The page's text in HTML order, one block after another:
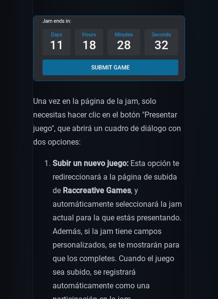
Una vez en la página de la jam, solo
necesitas hacer clic en el botón "Presentar
juego", que abrirá un cuadro de diálogo con
dos opciones:
Subir un nuevo juego: Esta opción te
redireccionará a la página de subida
de Raccreative Games, y
automáticamente seleccionará la jam
actual para la que estás presentando.
Además, si la jam tiene campos
personalizados, se te mostrarán para
que los completes. Cuando el juego
sea subido, se registrará
automáticamente como una